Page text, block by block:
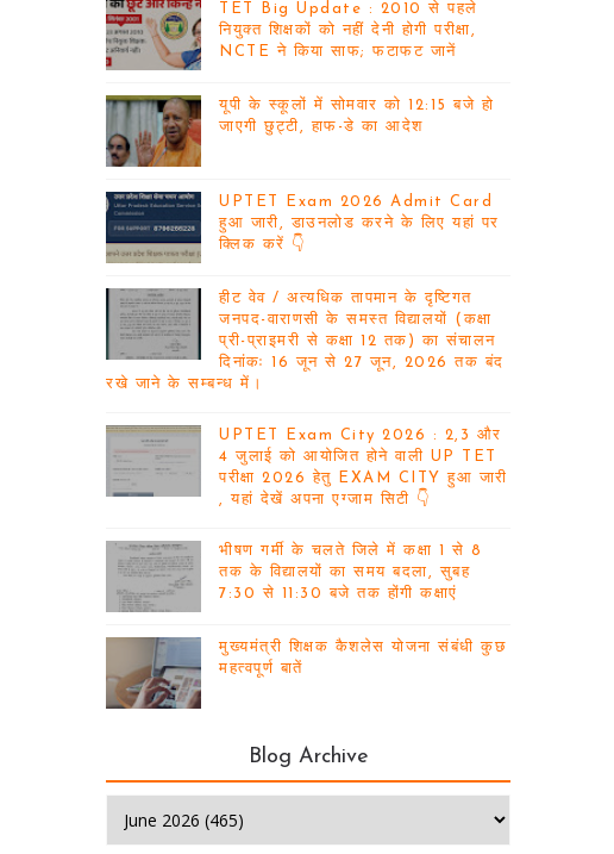
TET Big Update : 2010 से पहले
नियुक्त शिक्षकों को नहीं देनी होगी परीक्षा,
NCTE ने किया साफ; फटाफट जानें
यूपी के स्कूलों में सोमवार को 12:15 बजे हो
जाएगी छुट्टी, हाफ-डे का आदेश
UPTET Exam 2026 Admit Card
हुआ जारी, डाउनलोड करने के लिए यहां पर
क्लिक करें 👇
हीट वेव / अत्यधिक तापमान के दृष्टिगत
जनपद-वाराणसी के समस्त विद्यालयों (कक्षा
प्री-प्राइमरी से कक्षा 12 तक) का संचालन
दिनांकः 16 जून से 27 जून, 2026 तक बंद
रखे जाने के सम्बन्ध में।
UPTET Exam City 2026 : 2,3 और
4 जुलाई को आयोजित होने वाली UP TET
परीक्षा 2026 हेतु EXAM CITY हुआ जारी
, यहां देखें अपना एग्जाम सिटी 👇
भीषण गर्मी के चलते जिले में कक्षा 1 से 8
तक के विद्यालयों का समय बदला, सुबह
7:30 से 11:30 बजे तक होंगी कक्षाएं
मुख्यमंत्री शिक्षक कैशलेस योजना संबंधी कुछ
महत्वपूर्ण बातें
Blog Archive